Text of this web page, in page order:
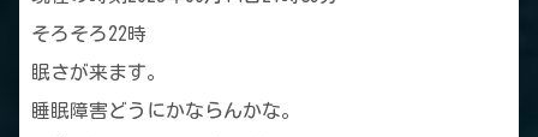
そろそろ22時
眠さが来ます。
睡眠障害どうにかならんかな。